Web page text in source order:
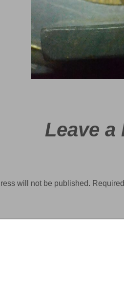
Leave a
will not be published.